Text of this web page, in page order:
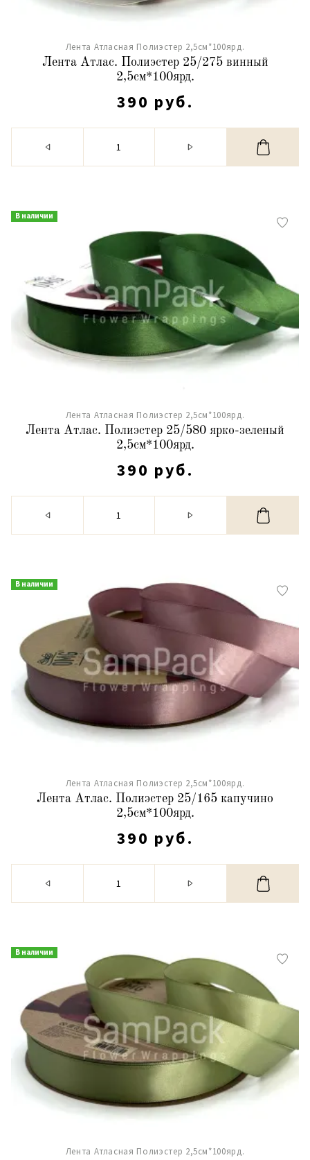
Лента Атласная Полиэстер 2,5см*100ярд.
Лента Атлас. Полиэстер 25/275 винный
2,5см*100ярд.
390 руб.
В наличии
Лента Атласная Полиэстер 2,5см*100ярд.
Лента Атлас. Полиэстер 25/580 ярко-зеленый
2,5см*100ярд.
390 руб.
В наличии
Лента Атласная Полиэстер 2,5см*100ярд.
Лента Атлас. Полиэстер 25/165 капучино
2,5см*100ярд.
390 руб.
В наличии
Лента Атласная Полиэстер 2,5см*100ярд.